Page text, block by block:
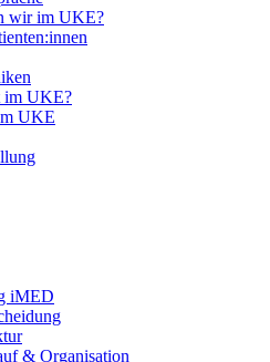
wir im UKE?
im UKE?
UKE
iMED
& Organisation